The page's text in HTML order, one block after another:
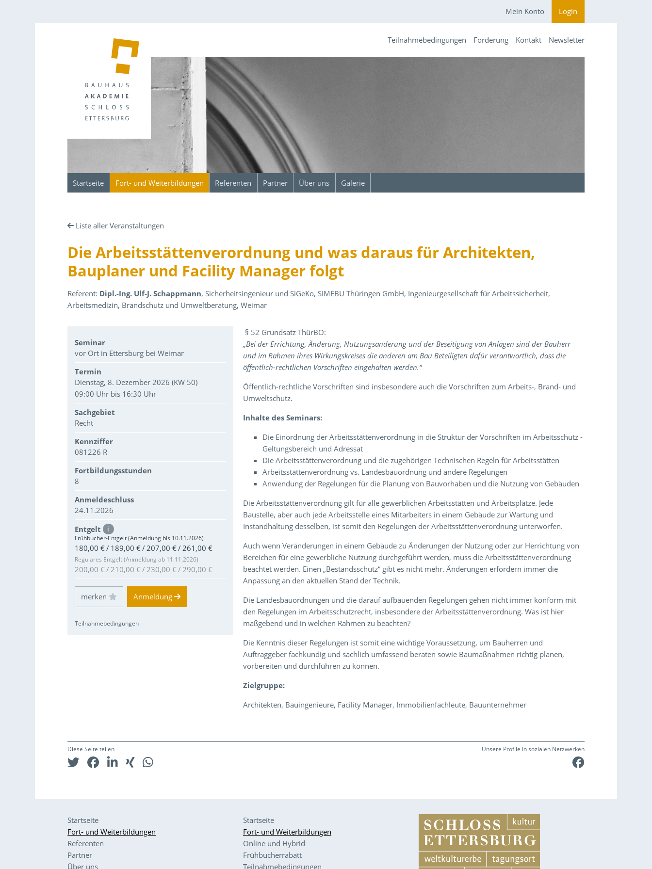
Mein Konto Login
Startseite Fort- und Weiterbildungen Referenten Partner Über uns Galerie
Teilnahmebedingungen Förderung Kontakt Newsletter
Liste aller Veranstaltungen
Die Arbeitsstättenverordnung und was daraus für Architekten,
Bauplaner und Facility Manager folgt
Referent: Dipl.-Ing. Ulf-J. Schappmann, Sicherheits­ingenieur und SiGeKo, SIMEBU Thüringen GmbH, Ingenieurgesellschaft für Arbeitssicherheit,
Arbeitsmedizin, Brandschutz und Umweltberatung, Weimar
Veranstaltungsdaten
Seminar
vor Ort in Ettersburg bei Weimar
Termin
Dienstag, 8. Dezember 2026 (KW 50)
09:00 Uhr bis 16:30 Uhr
Sachgebiet
Recht
Kennziffer
081226 R
Fortbildungsstunden
8
Anmeldeschluss
24.11.2026
Entgelt i
Frühbucher-Entgelt (Anmeldung bis 10.11.2026)
180,00 € / 189,00 € / 207,00 € / 261,00 €
Reguläres Entgelt (Anmeldung ab 11.11.2026)
200,00 € / 210,00 € / 230,00 € / 290,00 €
Einloggen und Merkliste benutzen
Anmeldung
Teilnahmebedingungen
Über den Inhalt der Veranstaltung
§ 52 Grundsatz ThürBO:
„Bei der Errichtung, Änderung, Nutzungsänderung und der Beseitigung von Anlagen sind der Bauherr
und im Rahmen ihres Wirkungskreises die anderen am Bau Beteiligten dafür verantwortlich, dass die
öffentlich-rechtlichen Vorschriften eingehalten werden.“
Öffentlich-rechtliche Vorschriften sind insbesondere auch die Vorschriften zum Arbeits-, Brand- und
Umweltschutz.
Inhalte des Seminars:
Die Einordnung der Arbeitsstättenverordnung in die Struktur der Vorschriften im Arbeitsschutz -
Geltungsbereich und Adressat
Die Arbeitsstättenverordnung und die zugehörigen Technischen Regeln für Arbeitsstätten
Arbeitsstättenverordnung vs. Landesbauordnung und andere Regelungen
Anwendung der Regelungen für die Planung von Bauvorhaben und die Nutzung von Gebäuden
Die Arbeitsstättenverordnung gilt für alle gewerblichen Arbeitsstätten und Arbeitsplätze. Jede
Baustelle, aber auch jede Arbeitsstelle eines Mitarbeiters in einem Gebäude zur Wartung und
Instandhaltung desselben, ist somit den Regelungen der Arbeitsstättenverordnung unterworfen.
Auch wenn Veränderungen in einem Gebäude zu Änderungen der Nutzung oder zur Herrichtung von
Bereichen für eine gewerbliche Nutzung durchgeführt werden, muss die Arbeitsstättenverordnung
beachtet werden. Einen „Bestandsschutz“ gibt es nicht mehr. Änderungen erfordern immer die
Anpassung an den aktuellen Stand der Technik.
Die Landesbauordnungen und die darauf aufbauenden Regelungen gehen nicht immer konform mit
den Regelungen im Arbeitsschutzrecht, insbesondere der Arbeitsstättenverordnung. Was ist hier
maßgebend und in welchen Rahmen zu beachten?
Die Kenntnis dieser Regelungen ist somit eine wichtige Voraussetzung, um Bauherren und
Auftraggeber fachkundig und sachlich umfassend beraten sowie Baumaßnahmen richtig planen,
vorbereiten und durchführen zu können.
Zielgruppe:
Architekten, Bauingenieure, Facility Manager, Immobilienfachleute, Bauunternehmer
Diese Seite teilen Unsere Profile in sozialen Netzwerken
Startseite
Fort- und Weiterbildungen
Referenten
Partner
Über uns
Startseite
Fort- und Weiterbildungen
Online und Hybrid
Frühbucherrabatt
Teilnahmebedingungen